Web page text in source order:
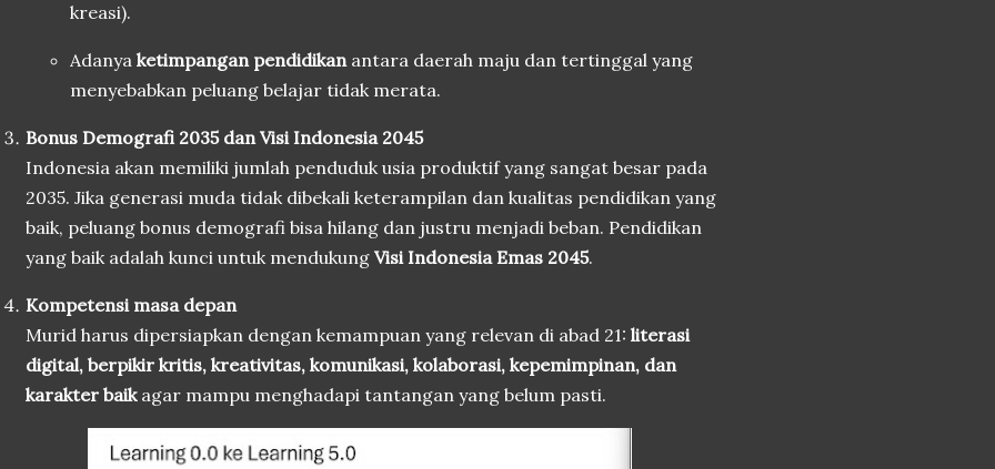
kreasi).
Adanya ketimpangan pendidikanantara daerah maju dan tertinggal yang
menyebabkan peluang belajar tidak merata.
Bonus Demografi 2035 dan Visi Indonesia 2045
Indonesia akan memiliki jumlah penduduk usia produktif yang sangat besar pada
2035. Jika generasi muda tidak dibekali keterampilan dan kualitas pendidikan yang
baik, peluang bonus demografi bisa hilang dan justru menjadi beban. Pendidikan
yang baik adalah kunci untuk mendukung Visi Indonesia Emas 2045.
Kompetensi masa depan
Murid harus dipersiapkan dengan kemampuan yang relevan di abad 21: literasi
digital, berpikir kritis, kreativitas, komunikasi, kolaborasi, kepemimpinan, dan
karakter baikagar mampu menghadapi tantangan yang belum pasti.